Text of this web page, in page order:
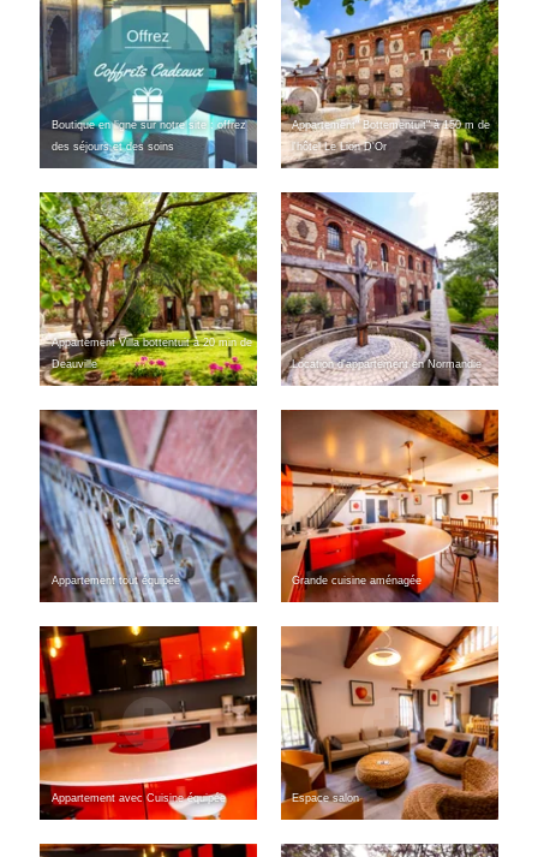
Boutique en ligne sur notre site : offrez
des séjours et des soins
Appartement" Bottementuit" à 150 m de
l'hôtel Le Lion D'Or
Appartement Villa bottentuit à 20 min de
Deauville
Location d'appartement en Normandie
Appartement tout équipée Grande cuisine aménagée
Appartement avec Cuisine équipée Espace salon